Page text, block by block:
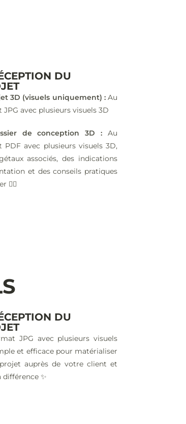
DU
3D (visuels uniquement) :Au
avec plusieurs visuels 3D
de conception 3D : Au
PDF avec plusieurs visuels 3D,
associés, des indications
et des conseils pratiques
👷‍♂️
DU
JPG avec plusieurs visuels
et efficace pour matérialiser
auprès de votre client et
différence ✨